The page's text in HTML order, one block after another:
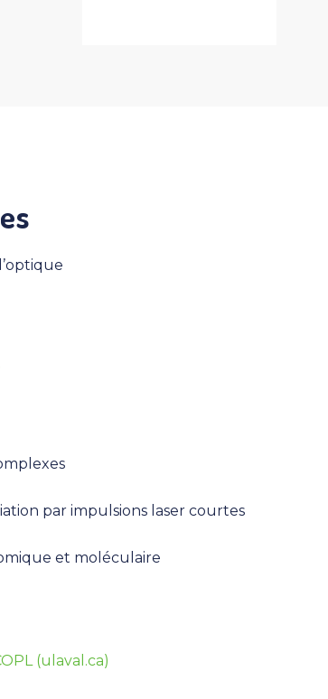
par impulsions laser courtes
et moléculaire
(ulaval.ca)